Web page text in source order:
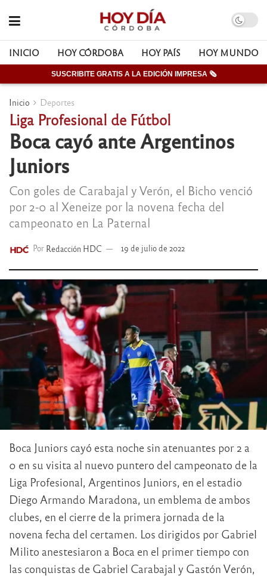
INICIO HOY CÓRDOBA HOY PAÍS HOY MUNDO
SUSCRIBITE GRATIS A LA EDICIÓN IMPRESA 🗞
Inicio Deportes
Liga Profesional de Fútbol
Boca cayó ante Argentinos
Juniors
Con goles de Carabajal y Verón, el Bicho venció
por 2-0 al Xeneize por la novena fecha del
campeonato en La Paternal
Por Redacción HDC 19 de julio de 2022
Boca Juniors cayó esta noche sin atenuantes por 2 a
0 en su visita al nuevo puntero del campeonato de la
Liga Profesional, Argentinos Juniors, en el estadio
Diego Armando Maradona, un emblema de ambos
clubes, en el cierre de la primera jornada de la
novena fecha del certamen. Los dirigidos por Gabriel
Milito anestesiaron a Boca en el primer tiempo con
las conquistas de Gabriel Carabajal y Gastón Verón,